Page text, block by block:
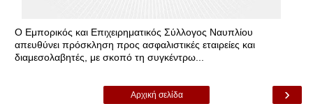
Ο Εμπορικός και Επιχειρηματικός Σύλλογος Ναυπλίου
απευθύνει πρόσκληση προς ασφαλιστικές εταιρείες και
διαμεσολαβητές, με σκοπό τη συγκέντρω...
›
Αρχική σελίδα